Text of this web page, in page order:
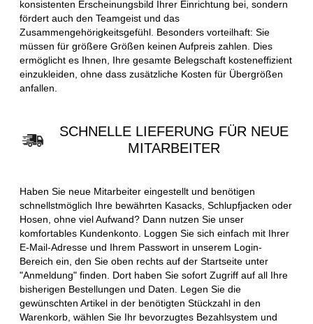
konsistenten Erscheinungsbild Ihrer Einrichtung bei, sondern
fördert auch den Teamgeist und das
Zusammengehörigkeitsgefühl. Besonders vorteilhaft: Sie
müssen für größere Größen keinen Aufpreis zahlen. Dies
ermöglicht es Ihnen, Ihre gesamte Belegschaft kosteneffizient
einzukleiden, ohne dass zusätzliche Kosten für Übergrößen
anfallen.
SCHNELLE LIEFERUNG FÜR NEUE
MITARBEITER
Haben Sie neue Mitarbeiter eingestellt und benötigen
schnellstmöglich Ihre bewährten Kasacks, Schlupfjacken oder
Hosen, ohne viel Aufwand? Dann nutzen Sie unser
komfortables Kundenkonto. Loggen Sie sich einfach mit Ihrer
E-Mail-Adresse und Ihrem Passwort in unserem Login-
Bereich ein, den Sie oben rechts auf der Startseite unter
"Anmeldung" finden. Dort haben Sie sofort Zugriff auf all Ihre
bisherigen Bestellungen und Daten. Legen Sie die
gewünschten Artikel in der benötigten Stückzahl in den
Warenkorb, wählen Sie Ihr bevorzugtes Bezahlsystem und